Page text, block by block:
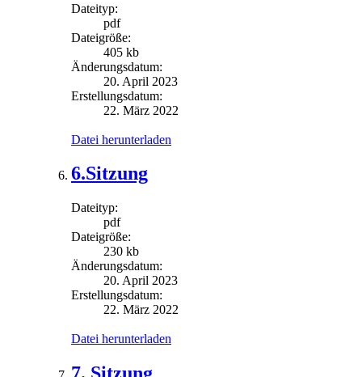
Dateityp:
pdf
Dateigröße:
405 kb
Änderungsdatum:
20. April 2023
Erstellungsdatum:
22. März 2022
Datei herunterladen
6.Sitzung
Dateityp:
pdf
Dateigröße:
230 kb
Änderungsdatum:
20. April 2023
Erstellungsdatum:
22. März 2022
Datei herunterladen